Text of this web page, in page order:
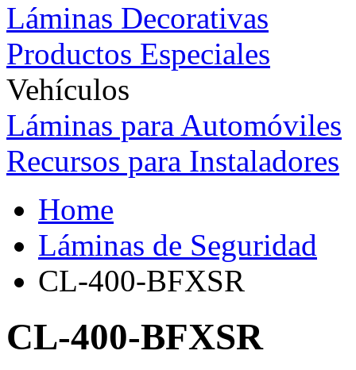
Láminas Decorativas
Productos Especiales
Vehículos
Láminas para Automóviles
Recursos para Instaladores
Home
Láminas de Seguridad
CL-400-BFXSR
CL-400-BFXSR